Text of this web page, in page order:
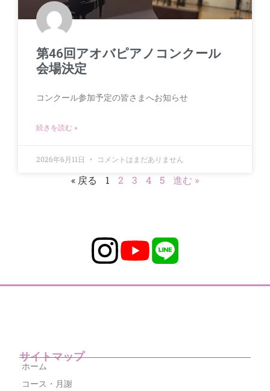
第46回アオバピアノコンクール
会場決定
コンクール参加予定の皆さまへお知らせ
続きを読む »
2026年6月11日 コメントはまだありません
« 戻る 1 2 3 4 5 進む »
サイトマップ
ホーム
コース・月謝